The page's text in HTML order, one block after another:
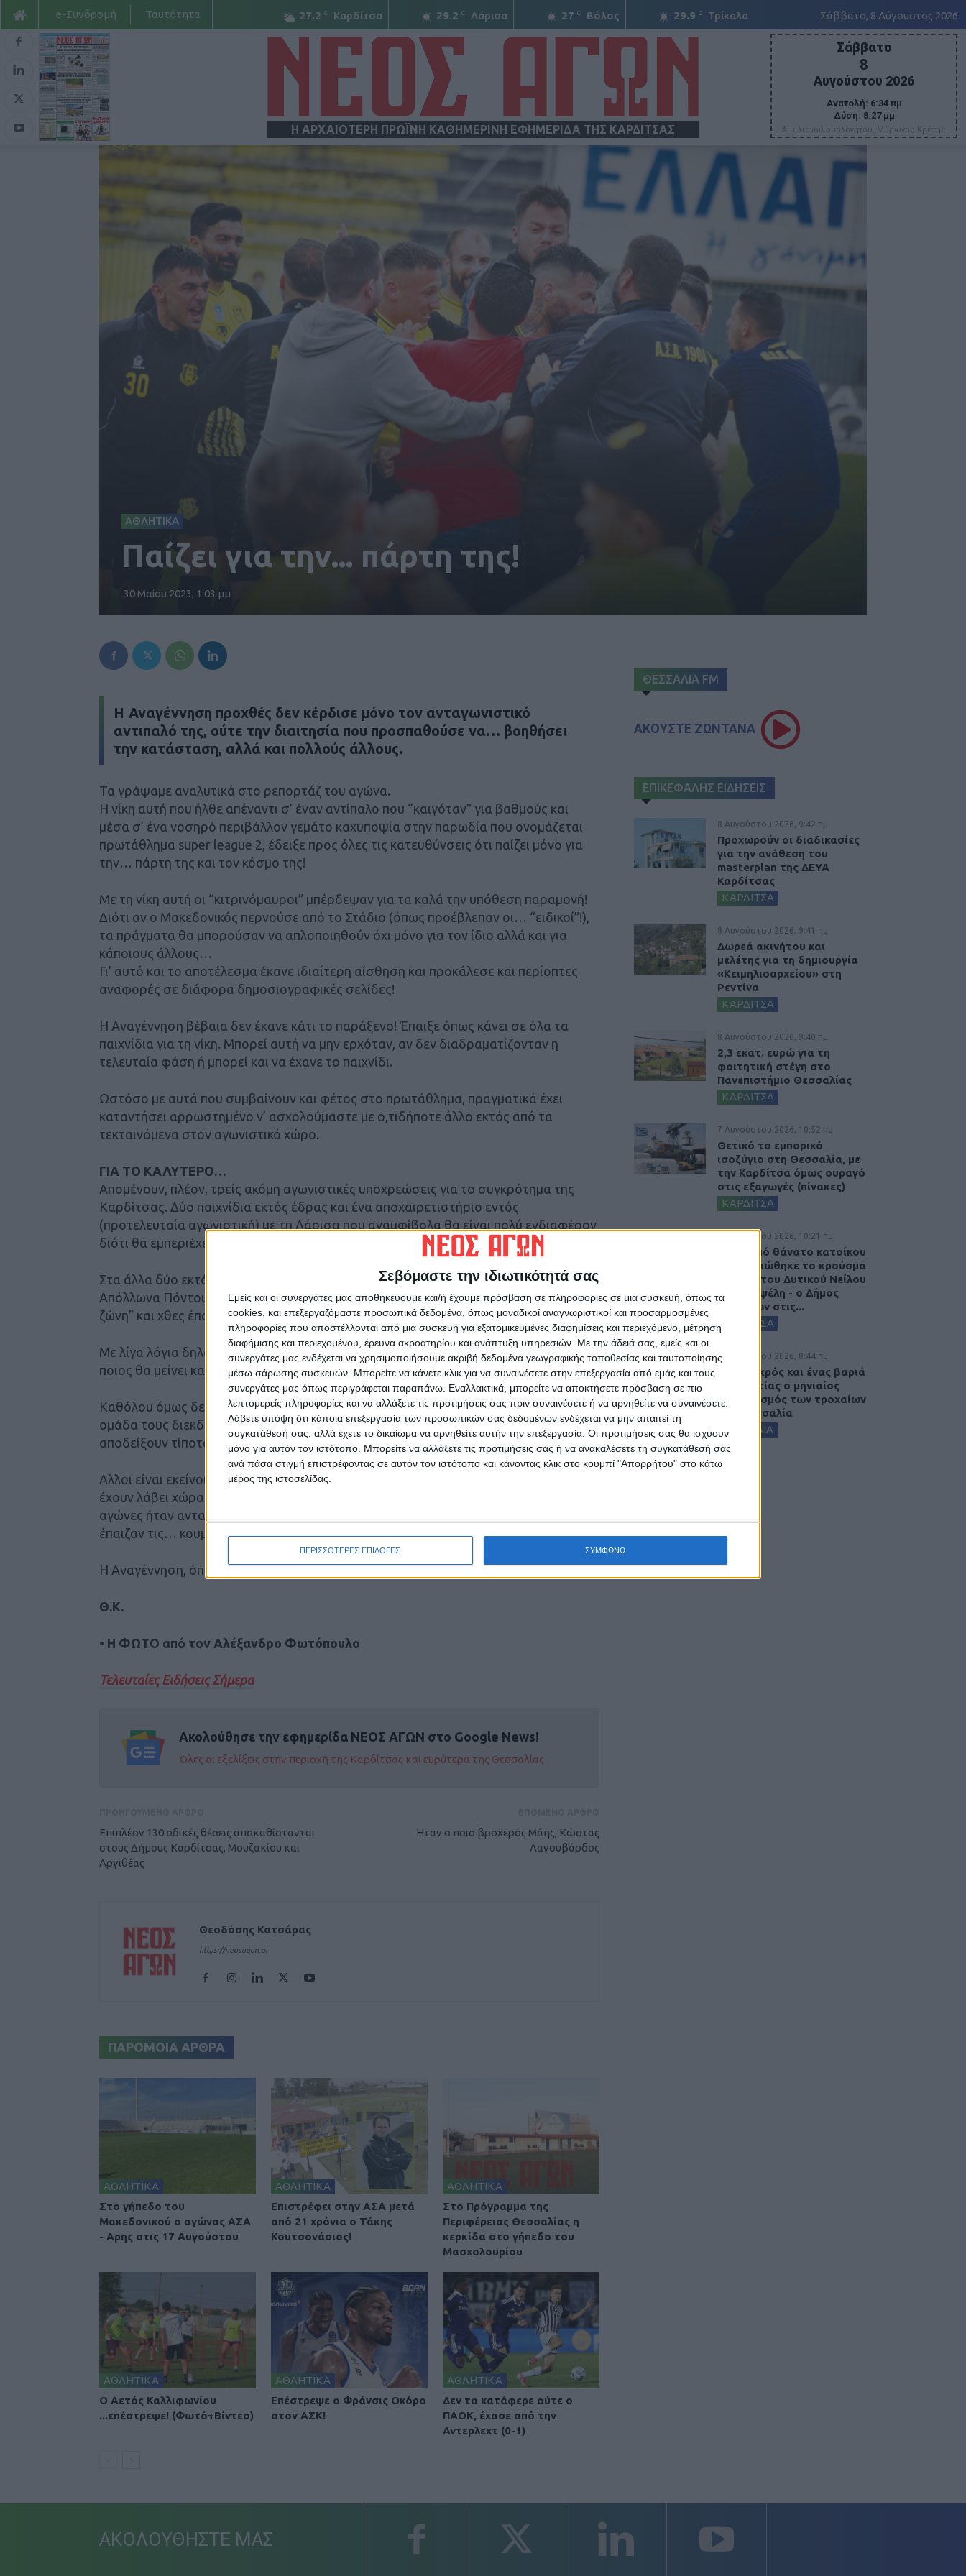
Σεβόμαστε την ιδιωτικότητά σας
Εμείς και οι συνεργάτες μας αποθηκεύουμε και/ή έχουμε πρόσβαση σε πληροφορίες σε μια συσκευή, όπως τα
cookies, και επεξεργαζόμαστε προσωπικά δεδομένα, όπως μοναδικοί αναγνωριστικοί και προσαρμοσμένες
πληροφορίες που αποστέλλονται από μια συσκευή για εξατομικευμένες διαφημίσεις και περιεχόμενο, μέτρηση
διαφήμισης και περιεχομένου, έρευνα ακροατηρίου και ανάπτυξη υπηρεσιών. Με την άδειά σας, εμείς και οι
συνεργάτες μας ενδέχεται να χρησιμοποιήσουμε ακριβή δεδομένα γεωγραφικής τοποθεσίας και ταυτοποίησης
μέσω σάρωσης συσκευών. Μπορείτε να κάνετε κλικ για να συναινέσετε στην επεξεργασία από εμάς και τους
συνεργάτες μας όπως περιγράφεται παραπάνω. Εναλλακτικά, μπορείτε να αποκτήσετε πρόσβαση σε πιο
λεπτομερείς πληροφορίες και να αλλάξετε τις προτιμήσεις σας πριν συναινέσετε ή να αρνηθείτε να συναινέσετε.
Λάβετε υπόψη ότι κάποια επεξεργασία των προσωπικών σας δεδομένων ενδέχεται να μην απαιτεί τη
συγκατάθεσή σας, αλλά έχετε το δικαίωμα να αρνηθείτε αυτήν την επεξεργασία. Οι προτιμήσεις σας θα ισχύουν
μόνο για αυτόν τον ιστότοπο. Μπορείτε να αλλάξετε τις προτιμήσεις σας ή να ανακαλέσετε τη συγκατάθεσή σας
ανά πάσα στιγμή επιστρέφοντας σε αυτόν τον ιστότοπο και κάνοντας κλικ στο κουμπί "Απορρήτου" στο κάτω
μέρος της ιστοσελίδας.
ΠΕΡΙΣΣΟΤΕΡΕΣ ΕΠΙΛΟΓΕΣ ΣΥΜΦΩΝΩ
27.2 C Καρδίτσα 29.2 C Λάρισα 27 C Βόλος 29.9 C Τρίκαλα Σάββατο, 8 Αύγουστος 2026
e-Συνδρομή Ταυτότητα
Η ΑΡΧΑΙΟΤΕΡΗ ΠΡΩΪΝΗ ΚΑΘΗΜΕΡΙΝΗ ΕΦΗΜΕΡΙΔΑ ΤΗΣ ΚΑΡΔΙΤΣΑΣ
ΑΓΩΝ
Σάββατο
8
Αυγούστου 2026
Ανατολή: 6:34 πμ
Δύση: 8:27 μμ
Αιμιλιανού ομολογήτου, Μύρωνος Κρήτης
ΑΘΛΗΤΙΚΑ
Παίζει για την... πάρτη της!
30 Μαΐου 2023, 1:03 μμ
Η Αναγέννηση προχθές δεν κέρδισε μόνο τον ανταγωνιστικό
αντιπαλό της, ούτε την διαιτησία που προσπαθούσε να… βοηθήσει
την κατάσταση, αλλά και πολλούς άλλους.
Τα γράψαμε αναλυτικά στο ρεπορτάζ του αγώνα.
Η νίκη αυτή που ήλθε απέναντι σ’ έναν αντίπαλο που “καιγόταν” για βαθμούς και
μέσα σ’ ένα νοσηρό περιβάλλον γεμάτο καχυποψία στην παρωδία που ονομάζεται
πρωτάθλημα super league 2, έδειξε προς όλες τις κατευθύνσεις ότι παίζει μόνο για
την… πάρτη της και τον κόσμο της!
Με τη νίκη αυτή οι “κιτρινόμαυροι” μπέρδεψαν για τα καλά την υπόθεση παραμονή!
Διότι αν ο Μακεδονικός περνούσε από το Στάδιο (όπως προέβλεπαν οι… “ειδικοί”!),
τα πράγματα θα μπορούσαν να απλοποιηθούν όχι μόνο για τον ίδιο αλλά και για
κάποιους άλλους…
Γι’ αυτό και το αποτέλεσμα έκανε ιδιαίτερη αίσθηση και προκάλεσε και περίοπτες
αναφορές σε διάφορα δημοσιογραφικές σελίδες!
Η Αναγέννηση βέβαια δεν έκανε κάτι το παράξενο! Έπαιξε όπως κάνει σε όλα τα
παιχνίδια για τη νίκη. Μπορεί αυτή να μην ερχόταν, αν δεν διαδραματίζονταν η
τελευταία φάση ή μπορεί και να έχανε το παιχνίδι.
Ωστόσο με αυτά που συμβαίνουν και φέτος στο πρωτάθλημα, πραγματικά έχει
καταντήσει αρρωστημένο ν’ ασχολούμαστε με ο,τιδήποτε άλλο εκτός από τα
τεκταινόμενα στον αγωνιστικό χώρο.
ΓΙΑ ΤΟ ΚΑΛΥΤΕΡΟ…
Απομένουν, πλέον, τρείς ακόμη αγωνιστικές υποχρεώσεις για το συγκρότημα της
Καρδίτσας. Δύο παιχνίδια εκτός έδρας και ένα αποχαιρετιστήριο εντός
(προτελευταία αγωνιστική) με τη Λάρισα που αναμφίβολα θα είναι πολύ ενδιαφέρον
διότι θα εμπεριέχει και τα στοιχεία του θεσσαλικού ντέρμπι.
Στα άλλα δύο εκτός έδρας αντιμετωπίζει τη Βέροια (την προσεχή Κυριακή) και τον
Απόλλωνα Πόντου στο φινάλε. Δυο ομάδες που βρίσκονται στη “διακεκαυμένη
ζώνη” και χθες έπαιζαν μεταξύ τους (0-0)!
Με λίγα λόγια δηλαδή μπορεί η Αναγέννηση να ρυθμίσει με τα αποτελέσματά της το
ποιος θα μείνει και ποιος θα πέσει!
Καθόλου όμως δεν απασχολεί τους ανθρώπους της αυτό! Θα παίξουν μόνο για την
ομάδα τους διεκδικώντας τις νίκες και στους τρεις αγώνες και πλέον δεν έχουν ν’
αποδείξουν τίποτα και σε κανέναν.
Αλλοι είναι εκείνοι που έχουν να δώσουν εξηγήσεις για διάφορες αλχημείες που
έχουν λάβει χώρα (και) στο φετινό πρωτάθλημα, άλλοι είναι εκείνοι που σε κάποιους
αγώνες ήταν ανταγωνιστικοί και σε κάποιους άλλους (ανάλογα τον αντίπαλο)
έπαιζαν τις… κουμπάρες.
Η Αναγέννηση, όπως το γράψαμε χθες, είναι από άλλο… “καλούπι”!
Θ.Κ.
• Η ΦΩΤΟ από τον Αλέξανδρο Φωτόπουλο
Τελευταίες Ειδήσεις Σήμερα
Ακολούθησε την εφημερίδα ΝΕΟΣ ΑΓΩΝ στο Google News!
Όλες οι εξελίξεις στην περιοχή της Καρδίτσας και ευρύτερα της Θεσσαλίας
Επιπλέον 130 οδικές θέσεις αποκαθίστανται
στους Δήμους Καρδίτσας, Μουζακίου και
Αργιθέας
Ηταν ο ποιο βροχερός Μάης; Κώστας
Λαγουβάρδος
Θεοδόσης Κατσάρας
https://neosagon.gr
ΠΑΡΟΜΟΙΑ ΑΡΘΡΑ
ΑΘΛΗΤΙΚΑ
Στο γήπεδο του
Μακεδονικού ο αγώνας ΑΣΑ
- Αρης στις 17 Αυγούστου
ΑΘΛΗΤΙΚΑ
Επιστρέφει στην ΑΣΑ μετά
από 21 χρόνια ο Τάκης
Κουτσονάσιος!
ΑΘΛΗΤΙΚΑ
Στο Πρόγραμμα της
Περιφέρειας Θεσσαλίας η
κερκίδα στο γήπεδο του
Μασχολουρίου
ΑΘΛΗΤΙΚΑ
Ο Αετός Καλλιφωνίου
...επέστρεψε! (Φωτό+Βίντεο)
ΑΘΛΗΤΙΚΑ
Επέστρεψε ο Φράνσις Οκόρο
στον ΑΣΚ!
ΑΘΛΗΤΙΚΑ
Δεν τα κατάφερε ούτε ο
ΠΑΟΚ, έχασε από την
Αντερλεχτ (0-1)
ΘΕΣΣΑΛΙΑ FM
ΑΚΟΥΣΤΕ ΖΩΝΤΑΝΑ
ΕΠΙΚΕΦΑΛΗΣ ΕΙΔΗΣΕΙΣ
8 Αυγούστου 2026, 9:42 πμ
Προχωρούν οι διαδικασίες
για την ανάθεση του
masterplan της ΔΕΥΑ
Καρδίτσας
ΚΑΡΔΙΤΣΑ
8 Αυγούστου 2026, 9:41 πμ
Δωρεά ακινήτου και
μελέτης για τη δημιουργία
«Κειμηλιοαρχείου» στη
Ρεντίνα
ΚΑΡΔΙΤΣΑ
8 Αυγούστου 2026, 9:40 πμ
2,3 εκατ. ευρώ για τη
φοιτητική στέγη στο
Πανεπιστήμιο Θεσσαλίας
ΚΑΡΔΙΤΣΑ
7 Αυγούστου 2026, 10:52 πμ
Θετικό το εμπορικό
ισοζύγιο στη Θεσσαλία, με
την Καρδίτσα όμως ουραγό
στις εξαγωγές (πίνακες)
ΚΑΡΔΙΤΣΑ
7 Αυγούστου 2026, 10:21 πμ
Μετά από θάνατο κατοίκου
επιβεβαιώθηκε το κρούσμα
του ιού του Δυτικού Νείλου
στην Κυψέλη - ο Δήμος
Σοφάδων στις...
ΚΑΡΔΙΤΣΑ
7 Αυγούστου 2026, 8:44 πμ
Ένας νεκρός και ένας βαριά
τραυματίας ο μηνιαίος
απολογισμός των τροχαίων
στη Θεσσαλία
ΘΕΣΣΑΛΙΑ
ΑΚΟΛΟΥΘΗΣΤΕ ΜΑΣ